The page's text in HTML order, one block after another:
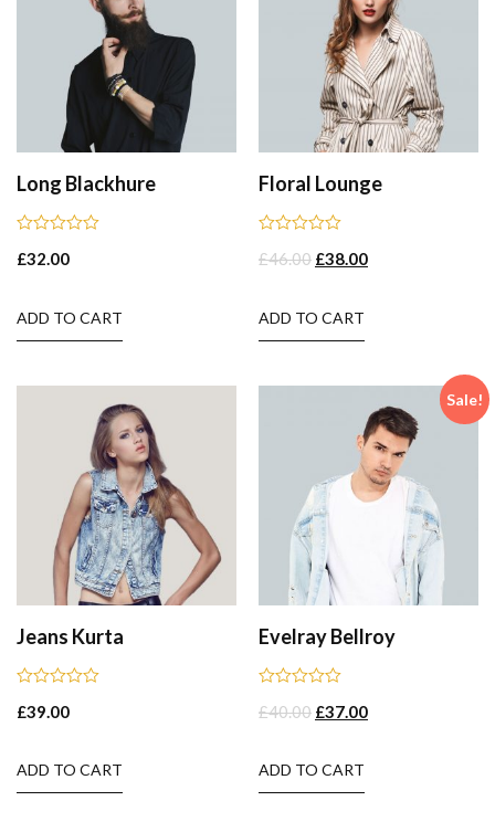
Long Blackhure
0
£32.00
ADD TO CART
Floral Lounge
0
£46.00 £38.00
ADD TO CART
Jeans Kurta
0
£39.00
ADD TO CART
Sale!
Evelray Bellroy
0
£40.00 £37.00
ADD TO CART